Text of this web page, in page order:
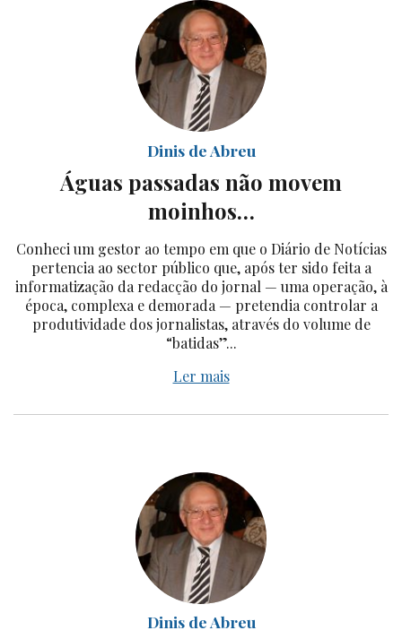
Dinis de Abreu
Águas passadas não movem
moinhos…
Conheci um gestor ao tempo em que o Diário de Notícias
pertencia ao sector público que, após ter sido feita a
informatização da redacção do jornal — uma operação, à
época, complexa e demorada — pretendia controlar a
produtividade dos jornalistas, através do volume de
“batidas”...
Ler mais
Dinis de Abreu